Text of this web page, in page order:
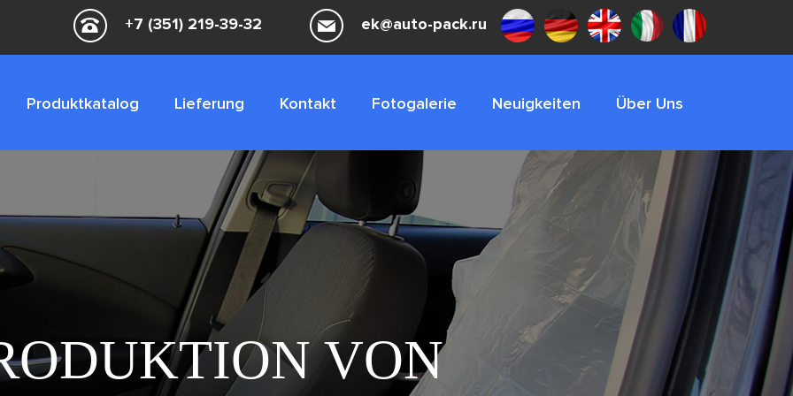
+7 (351) 219-39-32 ek@auto-pack.ru
Produktkatalog Lieferung Kontakt Fotogalerie Neuigkeiten Über Uns
VON